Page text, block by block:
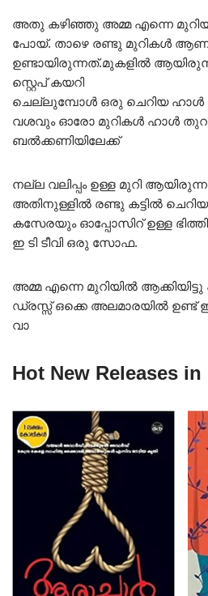
അതു കഴിഞ്ഞു അമ്മ എന്നെ
പോയ്. താഴെ രണ്ടു മുറികൾ
ഉണ്ടായിരുന്നത്.മുകളിൽ
സ്റ്റെപ് കയറി
ചെല്ലുമ്പോൾ ഒരു ചെറിയ
വശവും ഓരോ മുറികൾ ഹാൾ
ബൽക്കണിയിലേക്ക്
നല്ല വലിപ്പം ഉള്ള മുറി
അതിനുള്ളിൽ രണ്ടു കട്ടിൽ
കസേരയും ഓപ്പോസിറ് ഉള്ള
ഇ ടി ടീവി ഒരു സോഫ.
അമ്മ എന്നെ മുറിയിൽ
ഡ്രസ്സ് ഒക്കെ അലമാരയിൽ ഉണ്ട്
വാ
Hot New Releases